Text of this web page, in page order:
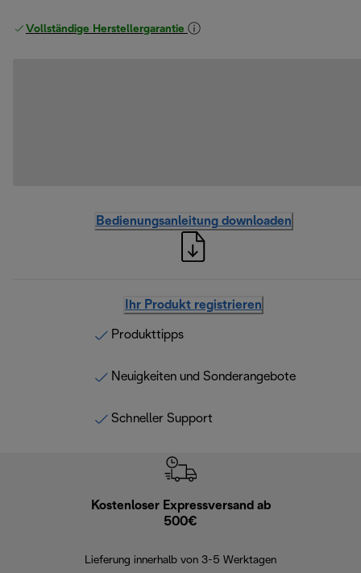
Vollständige Herstellergarantie
Bedienungsanleitung downloaden
Ihr Produkt registrieren
Produkttipps
Neuigkeiten und Sonderangebote
Schneller Support
Kostenloser Expressversand ab
500€
Lieferung innerhalb von 3-5 Werktagen